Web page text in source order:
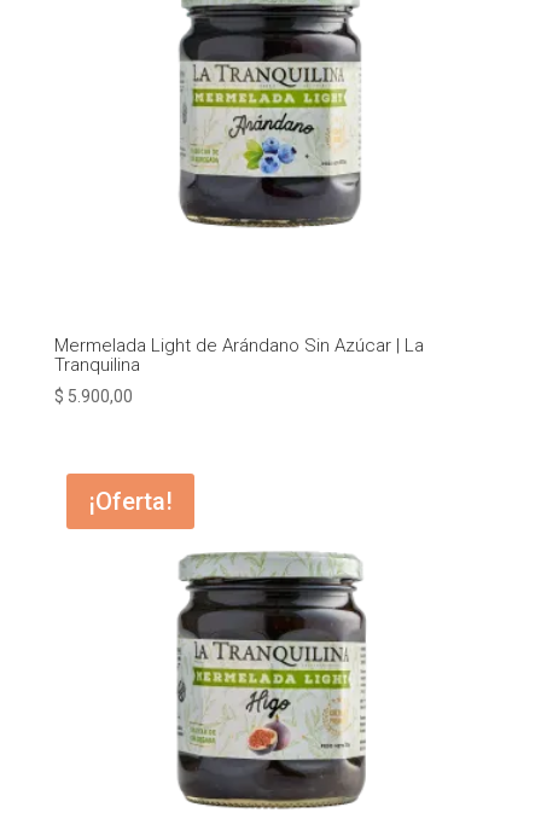
Mermelada Light de Arándano Sin Azúcar | La
Tranquilina
$ 5.900,00
¡Oferta!